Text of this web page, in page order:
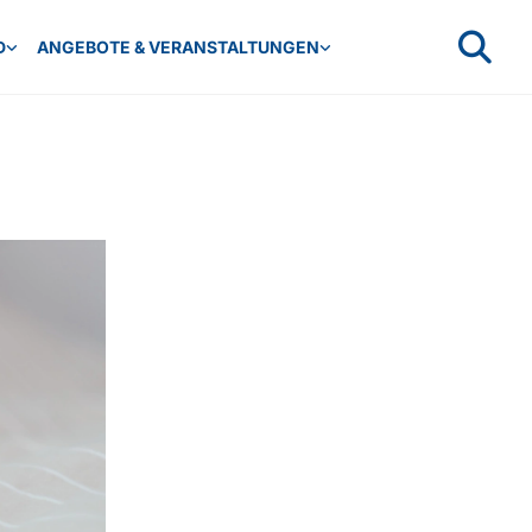
ANGEBOTE & VERANSTALTUNGEN